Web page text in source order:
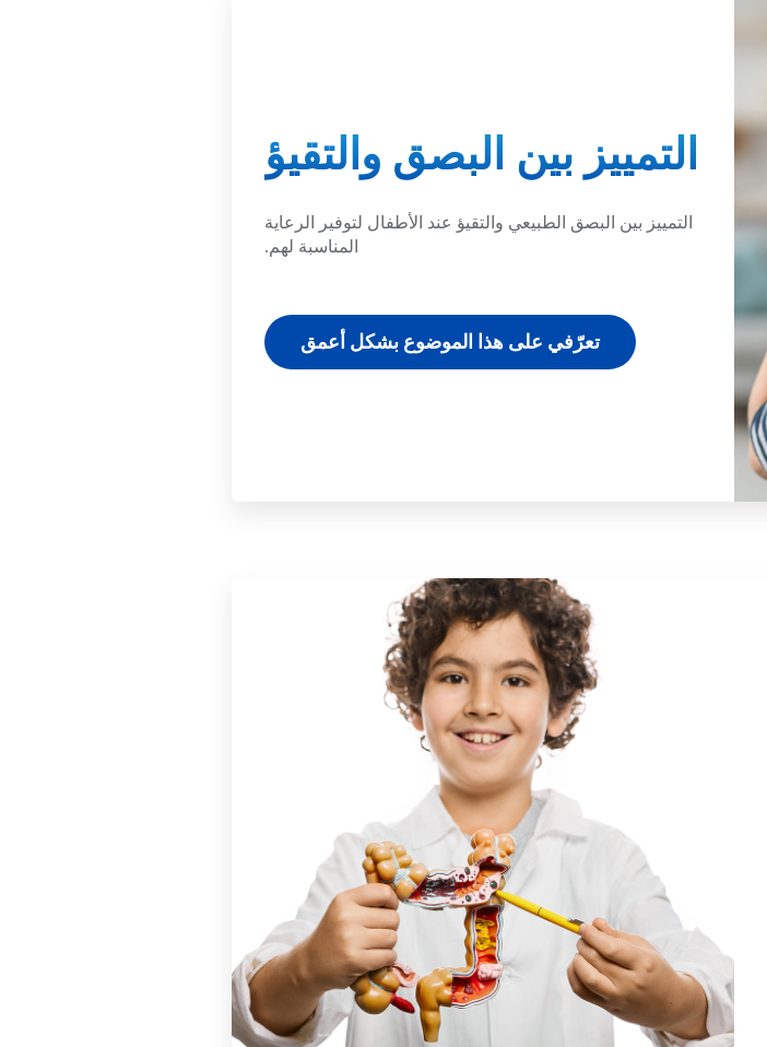
التمييز بين البصق والتقيؤ
التمييز بين البصق الطبيعي والتقيؤ عند الأطفال لتوفير الرعاية
المناسبة لهم.
تعرّفي على هذا الموضوع بشكل أعمق